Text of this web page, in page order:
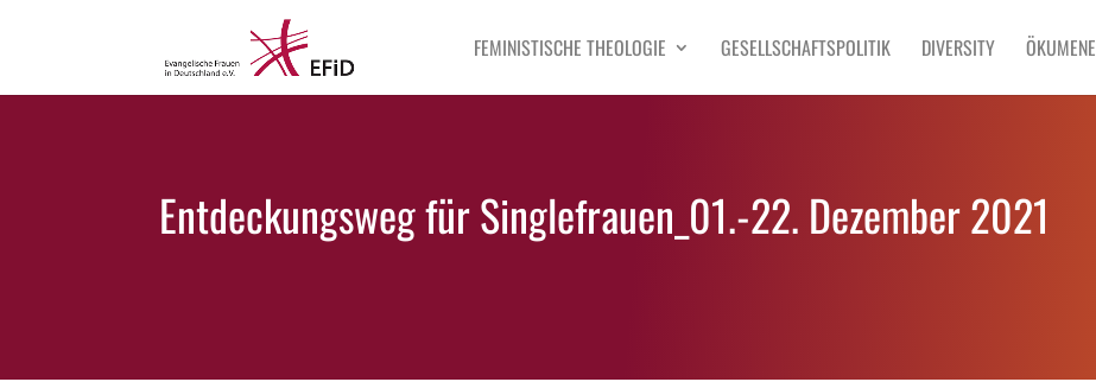
FEMINISTISCHE THEOLOGIE GESELLSCHAFTSPOLITIK DIVERSITY ÖKUMENE
Entdeckungsweg für Singlefrauen_01.-22. Dezember 2021